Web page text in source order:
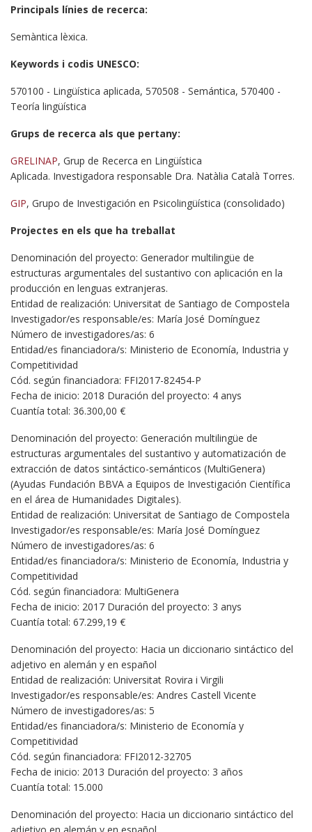
Principals línies de recerca:
Semàntica lèxica.
Keywords i codis UNESCO:
570100 - Lingüística aplicada, 570508 - Semántica, 570400 -
Teoría lingüística
Grups de recerca als que pertany:
GRELINAP, Grup de Recerca en Lingüística
Aplicada. Investigadora responsable Dra. Natàlia Català Torres.
GIP, Grupo de Investigación en Psicolingüística (consolidado)
Projectes en els que ha treballat
Denominación del proyecto: Generador multilingüe de
estructuras argumentales del sustantivo con aplicación en la
producción en lenguas extranjeras.
Entidad de realización: Universitat de Santiago de Compostela
Investigador/es responsable/es: María José Domínguez
Número de investigadores/as: 6
Entidad/es financiadora/s: Ministerio de Economía, Industria y
Competitividad
Cód. según financiadora: FFI2017-82454-P
Fecha de inicio: 2018 Duración del proyecto: 4 anys
Cuantía total: 36.300,00 €
Denominación del proyecto: Generación multilingüe de
estructuras argumentales del sustantivo y automatización de
extracción de datos sintáctico-semánticos (MultiGenera)
(Ayudas Fundación BBVA a Equipos de Investigación Científica
en el área de Humanidades Digitales).
Entidad de realización: Universitat de Santiago de Compostela
Investigador/es responsable/es: María José Domínguez
Número de investigadores/as: 6
Entidad/es financiadora/s: Ministerio de Economía, Industria y
Competitividad
Cód. según financiadora: MultiGenera
Fecha de inicio: 2017 Duración del proyecto: 3 anys
Cuantía total: 67.299,19 €
Denominación del proyecto: Hacia un diccionario sintáctico del
adjetivo en alemán y en español
Entidad de realización: Universitat Rovira i Virgili
Investigador/es responsable/es: Andres Castell Vicente
Número de investigadores/as: 5
Entidad/es financiadora/s: Ministerio de Economía y
Competitividad
Cód. según financiadora: FFI2012-32705
Fecha de inicio: 2013 Duración del proyecto: 3 años
Cuantía total: 15.000
Denominación del proyecto: Hacia un diccionario sintáctico del